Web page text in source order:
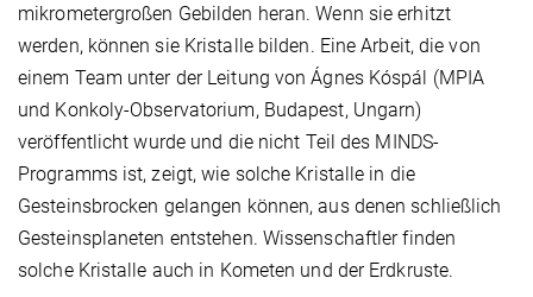
mikrometergroßen Gebilden heran. Wenn sie erhitzt
werden, können sie Kristalle bilden. Eine Arbeit, die von
einem Team unter der Leitung von Ágnes Kóspál (MPIA
und Konkoly-Observatorium, Budapest, Ungarn)
veröffentlicht wurde und die nicht Teil des MINDS-
Programms ist, zeigt, wie solche Kristalle in die
Gesteinsbrocken gelangen können, aus denen schließlich
Gesteinsplaneten entstehen. Wissenschaftler finden
solche Kristalle auch in Kometen und der Erdkruste.